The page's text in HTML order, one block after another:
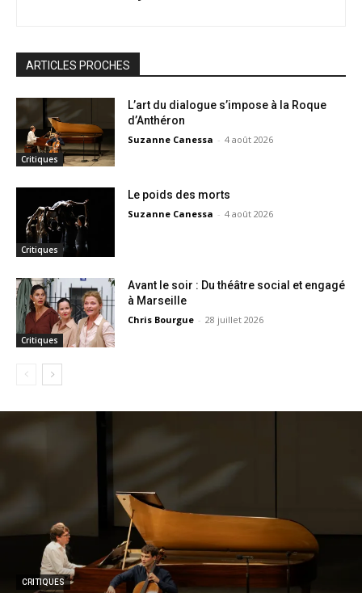
ARTICLES PROCHES
Critiques
L’art du dialogue s’impose à la Roque
d’Anthéron
Suzanne Canessa - 4 août 2026
Critiques
Le poids des morts
Suzanne Canessa - 4 août 2026
Critiques
Avant le soir : Du théâtre social et engagé
à Marseille
Chris Bourgue - 28 juillet 2026
CRITIQUES